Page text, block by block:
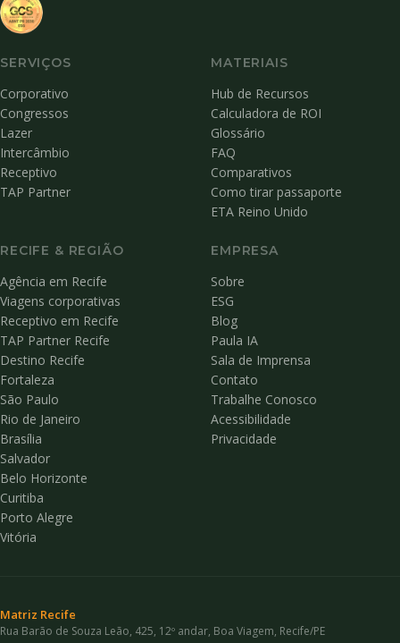
SERVIÇOS
Corporativo
Congressos
Lazer
Intercâmbio
Receptivo
TAP Partner
MATERIAIS
Hub de Recursos
Calculadora de ROI
Glossário
FAQ
Comparativos
Como tirar passaporte
ETA Reino Unido
RECIFE & REGIÃO
Agência em Recife
Viagens corporativas
Receptivo em Recife
TAP Partner Recife
Destino Recife
Fortaleza
São Paulo
Rio de Janeiro
Brasília
Salvador
Belo Horizonte
Curitiba
Porto Alegre
Vitória
EMPRESA
Sobre
ESG
Blog
Paula IA
Sala de Imprensa
Contato
Trabalhe Conosco
Acessibilidade
Privacidade
Matriz Recife
Rua Barão de Souza Leão, 425, 12º andar, Boa Viagem, Recife/PE